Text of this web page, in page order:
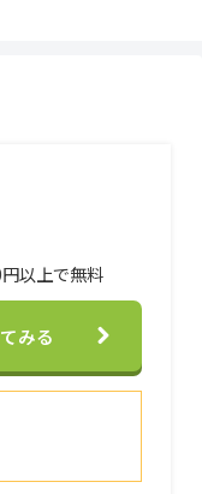
以上で無料
みる